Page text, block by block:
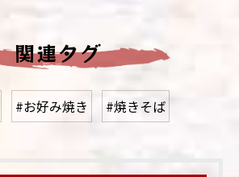
関連タグ
#お好み焼き #焼きそば